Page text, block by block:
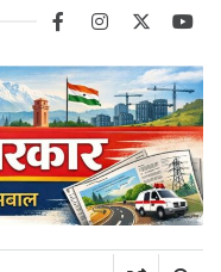
facebookinstagram
twitter